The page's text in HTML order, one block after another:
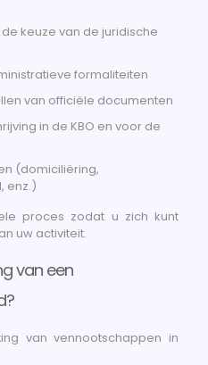
keuze van de juridische
formaliteiten
van officiële documenten
in de KBO en voor de
(domiciliëring,
enz.)
proces zodat u zich kunt
uw activiteit.
van een
van vennootschappen in